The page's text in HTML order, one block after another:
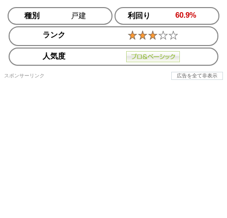
種別 戸建 利回り 60.9%
ランク
人気度
スポンサーリンク 広告を全て非表示